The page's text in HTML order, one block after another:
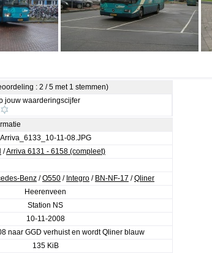
: 2 / 5 met 1 stemmen)
jouw waarderingscijfer
Arriva_6133_10-11-08.JPG
/Arriva 6131 - 6158 (compleet)
Benz /O550 / Integro / BN-NF-17 /Qliner
Heerenveen
Station NS
10-11-2008
naar GGD verhuist en wordt Qliner blauw
135 KiB